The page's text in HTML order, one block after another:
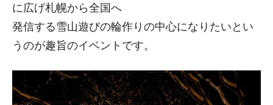
に広げ札幌から全国へ
発信する雪山遊びの輪作りの中心になりたいとい
うのが趣旨のイベントです。